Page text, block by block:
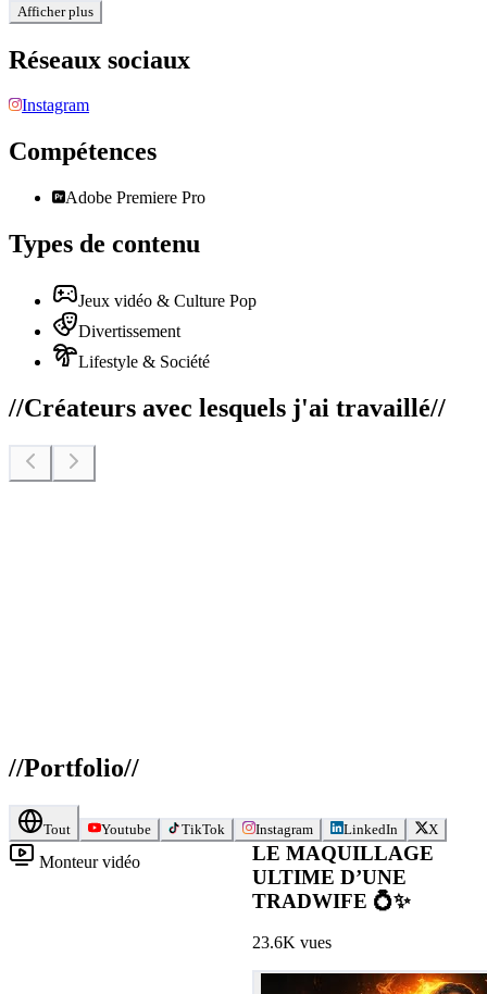
Afficher plus
Réseaux sociaux
Instagram
Compétences
Adobe Premiere Pro
Types de contenu
Jeux vidéo & Culture Pop
Divertissement
Lifestyle & Société
//Créateurs avec lesquels j'ai travaillé//
//Portfolio//
Tout Youtube TikTok Instagram LinkedIn X
Monteur vidéo
LE MAQUILLAGE
ULTIME D’UNE
TRADWIFE 💍✨
23.6K vues